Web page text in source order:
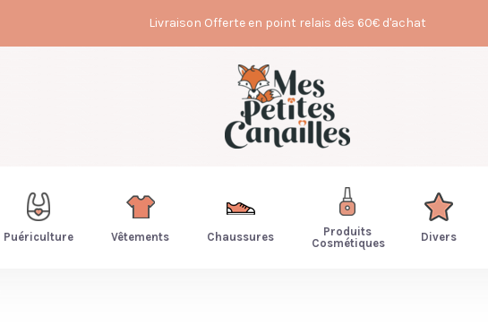
Livraison Offerte en point relais dès 60€ d'achat
Puériculture Vêtements Chaussures
Produits
Cosmétiques
Divers